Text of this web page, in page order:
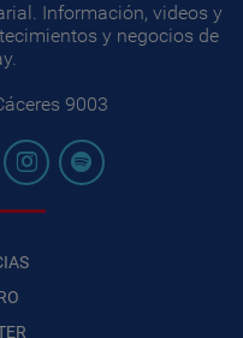
Información, videos y
y negocios de
9003